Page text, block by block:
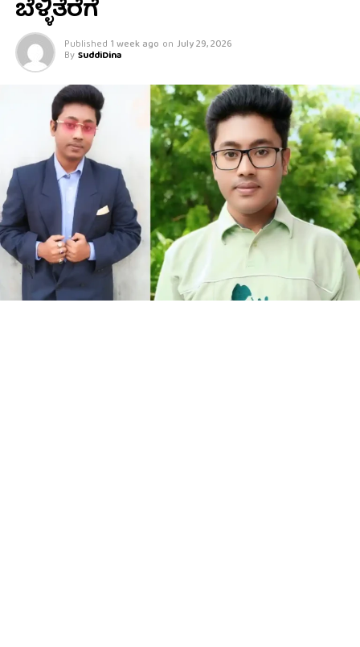
ಬೆಳ್ಳಿತೆರೆಗೆ
Published 1 week ago on July 29, 2026
By SuddiDina